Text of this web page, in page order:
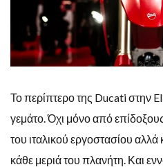
Το περίπτερο της Ducati στην
γεμάτο. Όχι μόνο από
του ιταλικού εργοστασίου
κάθε μεριά του πλανήτη. Και